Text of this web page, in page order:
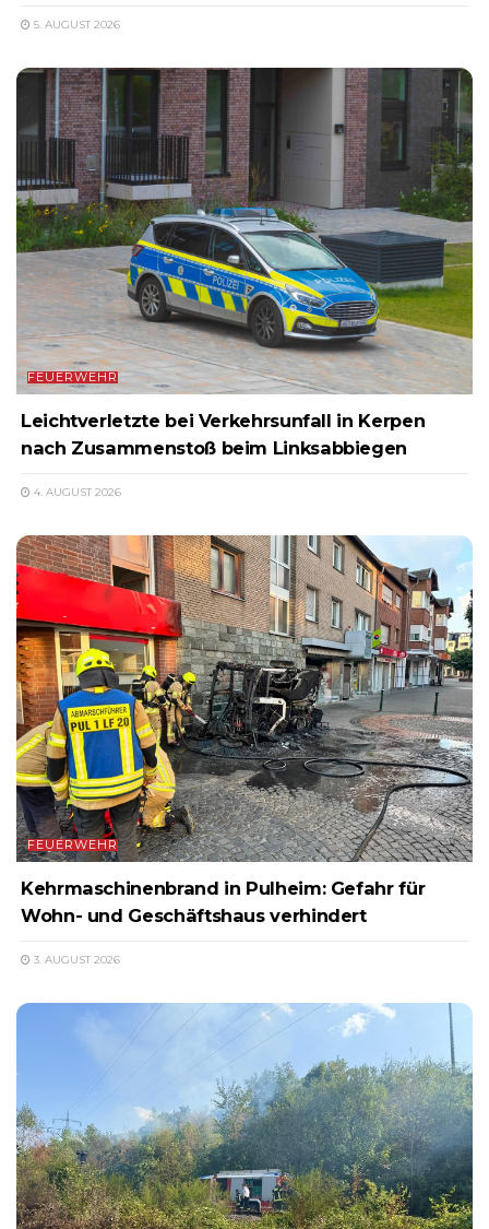
5. AUGUST 2026
FEUERWEHR
Leichtverletzte bei Verkehrsunfall in Kerpen
nach Zusammenstoß beim Linksabbiegen
4. AUGUST 2026
FEUERWEHR
Kehrmaschinenbrand in Pulheim: Gefahr für
Wohn- und Geschäftshaus verhindert
3. AUGUST 2026